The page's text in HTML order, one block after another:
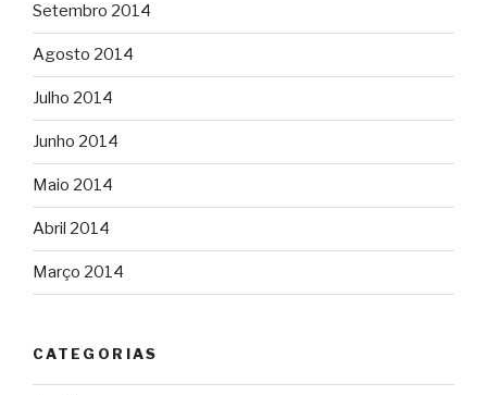
Setembro 2014
Agosto 2014
Julho 2014
Junho 2014
Maio 2014
Abril 2014
Março 2014
CATEGORIAS